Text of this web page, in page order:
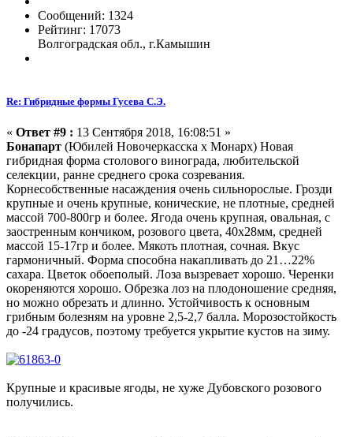
Сообщений: 1324
Рейтинг: 17073
Волгоградская обл., г.Камышин
Re: Гибридные формы Гусева С.Э.
« Ответ #9 : 13 Сентября 2018, 16:08:51 »
Бонапарт (Юбилей Новочеркасска х Монарх) Новая
гибридная форма столового винограда, любительской
селекции, ранне среднего срока созревания.
Корнесобственные насаждения очень сильнорослые. Грозди
крупные и очень крупные, конические, не плотные, средней
массой 700-800гр и более. Ягода очень крупная, овальная, с
заостренным кончиком, розового цвета, 40х28мм, средней
массой 15-17гр и более. Мякоть плотная, сочная. Вкус
гармоничный. Форма способна накапливать до 21…22%
сахара. Цветок обоеполый. Лоза вызревает хорошо. Черенки
окореняются хорошо. Обрезка лоз на плодоношение средняя,
но можно обрезать и длинно. Устойчивость к основным
грибным болезням на уровне 2,5-2,7 балла. Морозостойкость
до -24 градусов, поэтому требуется укрытие кустов на зиму.
Крупные и красивые ягоды, не хуже Дубовского розового
получились.